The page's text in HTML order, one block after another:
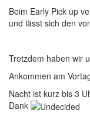
Beim Early Pick up
und lässt sich den
Trotzdem haben wir
Ankommen am
Nacht ist kurz bis 3
Dank